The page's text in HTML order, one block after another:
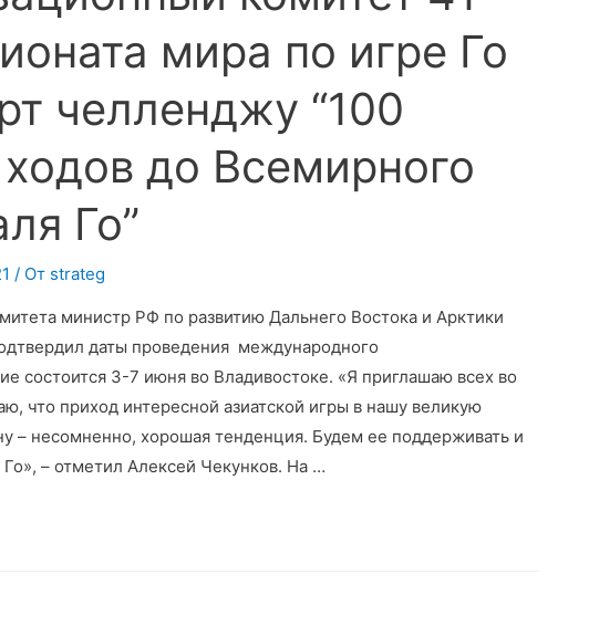
мира по игре Го
челленджу “100
до Всемирного
Го”
/ От strateg
министр РФ по развитию Дальнего Востока и Арктики
даты проведения международного
состоится 3-7 июня во Владивостоке. «Я приглашаю всех во
что приход интересной азиатской игры в нашу великую
– несомненно, хорошая тенденция. Будем ее поддерживать и
Го», – отметил Алексей Чекунков. На …